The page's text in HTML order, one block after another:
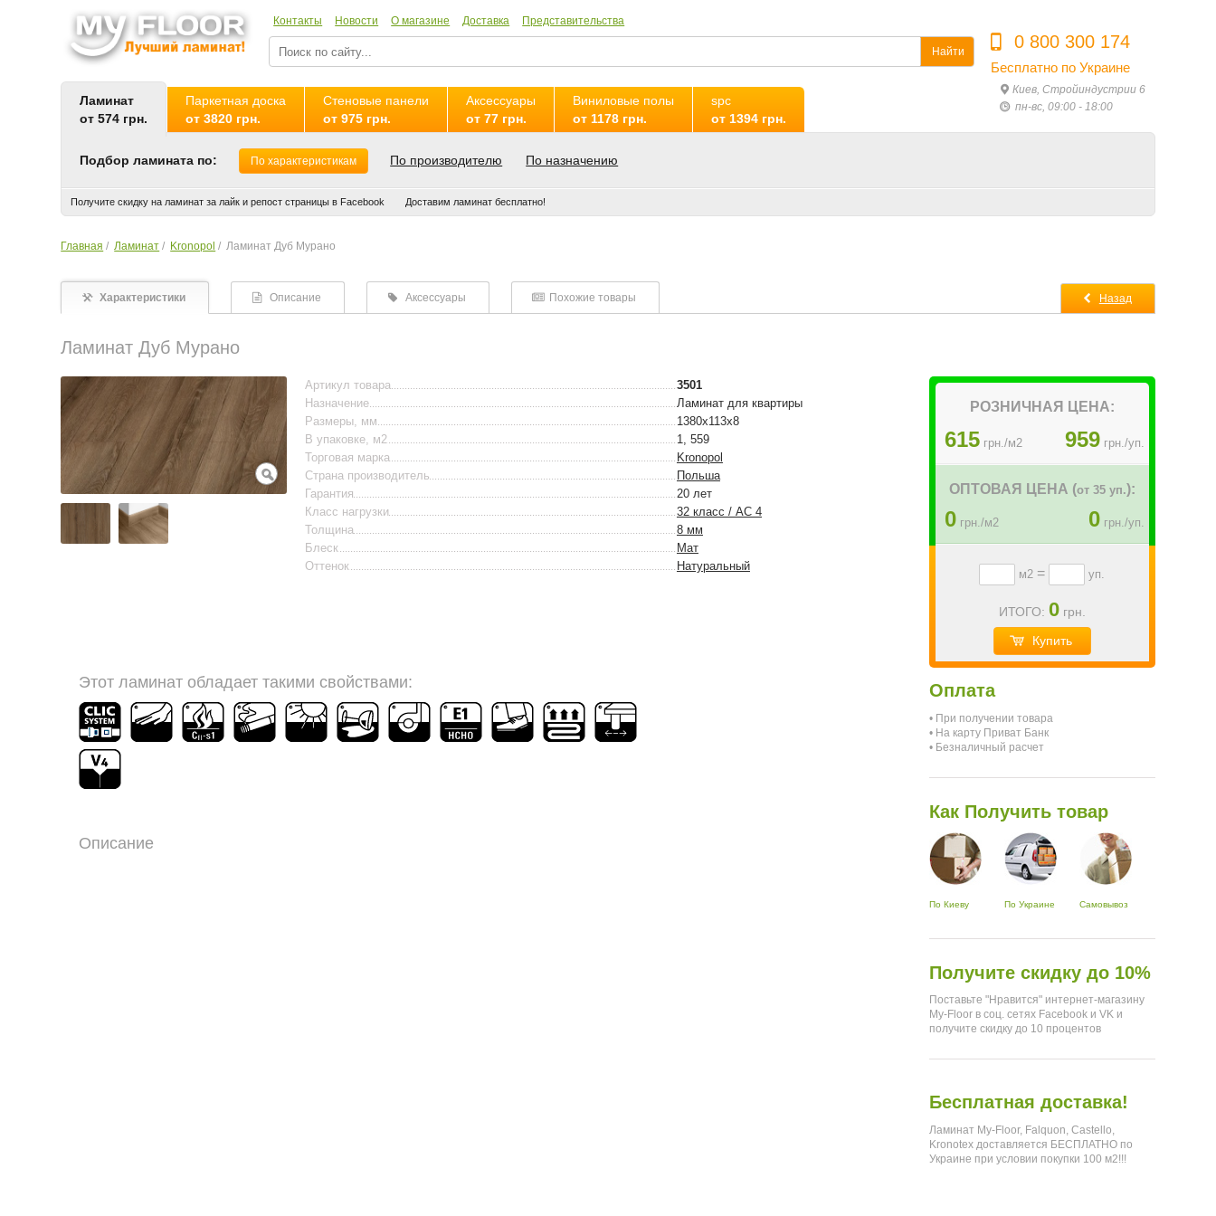
Контакты Новости О магазине Доставка Представительства
Найти 0 800 300 174
Бесплатно по Украине
Киев, Стройиндустрии 6
пн-вс, 09:00 - 18:00
Ламинат
от 574 грн.
Паркетная доска
от 3820 грн.
Стеновые панели
от 975 грн.
Аксессуары
от 77 грн.
Виниловые полы
от 1178 грн.
spc
от 1394 грн.
Подбор ламината по: По характеристикам По производителю По назначению
Получите скидку на ламинат за лайк и репост страницы в Facebook Доставим ламинат бесплатно!
Главная / Ламинат / Kronopol / Ламинат Дуб Мурано
Характеристики Описание Аксессуары Похожие товары Назад
Ламинат Дуб Мурано
3501
Артикул товара
Ламинат для квартиры
Назначение
1380х113х8
Размеры, мм
1, 559
В упаковке, м2
Kronopol
Торговая марка
Польша
Страна производитель
20 лет
Гарантия
32 класс / AC 4
Класс нагрузки
8 мм
Толщина
Мат
Блеск
Натуральный
Оттенок
РОЗНИЧНАЯ ЦЕНА:
615грн./м2 959грн./уп.
ОПТОВАЯ ЦЕНА (от 35 уп.):
0грн./м2 0грн./уп.
м2 = уп.
ИТОГО: 0грн.
Купить
Оплата
• При получении товара
• На карту Приват Банк
• Безналичный расчет
Как Получить товар
По Киеву По Украине Самовывоз
Получите скидку до 10%
Поставьте "Нравится" интернет-магазину
My-Floor в соц. сетях Facebook и VK и
получите скидку до 10 процентов
Бесплатная доставка!
Ламинат My-Floor, Falquon, Castello,
Kronotex доставляется БЕСПЛАТНО по
Украине при условии покупки 100 м2!!!
Этот ламинат обладает такими свойствами:
Описание